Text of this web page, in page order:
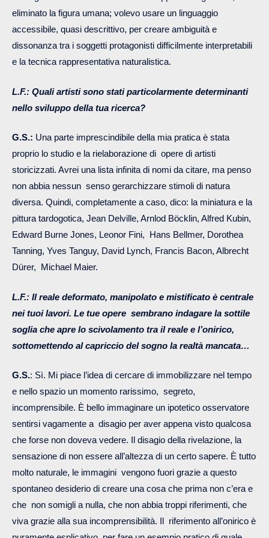
eliminato la figura umana; volevo usare un linguaggio
accessibile, quasi descrittivo, per creare ambiguità e
dissonanza tra i soggetti protagonisti difficilmente interpretabili
e la tecnica rappresentativa naturalistica.
L.F.: Quali artisti sono stati particolarmente determinanti
nello sviluppo della tua ricerca?
G.S.: Una parte imprescindibile della mia pratica è stata
proprio lo studio e la rielaborazione di opere di artisti
storicizzati. Avrei una lista infinita di nomi da citare, ma penso
non abbia nessun senso gerarchizzare stimoli di natura
diversa. Quindi, completamente a caso, dico: la miniatura e la
pittura tardogotica, Jean Delville, Arnlod Böcklin, Alfred Kubin,
Edward Burne Jones, Leonor Fini, Hans Bellmer, Dorothea
Tanning, Yves Tanguy, David Lynch, Francis Bacon, Albrecht
Dürer, Michael Maier.
L.F.: Il reale deformato, manipolato e mistificato è centrale
nei tuoi lavori. Le tue opere sembrano indagare la sottile
soglia che apre lo scivolamento tra il reale e l’onirico,
sottomettendo al capriccio del sogno la realtà mancata…
G.S.: Sì. Mi piace l’idea di cercare di immobilizzare nel tempo
e nello spazio un momento rarissimo, segreto,
incomprensibile. È bello immaginare un ipotetico osservatore
sentirsi vagamente a disagio per aver appena visto qualcosa
che forse non doveva vedere. Il disagio della rivelazione, la
sensazione di non essere all’altezza di un certo sapere. È tutto
molto naturale, le immagini vengono fuori grazie a questo
spontaneo desiderio di creare una cosa che prima non c’era e
che non somigli a nulla, che non abbia troppi riferimenti, che
viva grazie alla sua incomprensibilità. Il riferimento all’onirico è